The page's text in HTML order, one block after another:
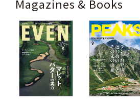
Magazines & Books